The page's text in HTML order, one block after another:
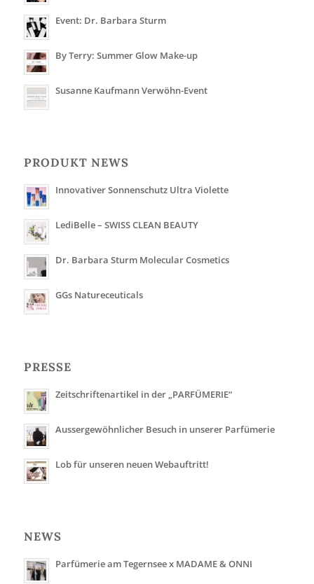
Event: Dr. Barbara Sturm
By Terry: Summer Glow Make-up
Susanne Kaufmann Verwöhn-Event
PRODUKT NEWS
Innovativer Sonnenschutz Ultra Violette
LediBelle – SWISS CLEAN BEAUTY
Dr. Barbara Sturm Molecular Cosmetics
GGs Natureceuticals
PRESSE
Zeitschriftenartikel in der „PARFÜMERIE“
Aussergewöhnlicher Besuch in unserer Parfümerie
Lob für unseren neuen Webauftritt!
NEWS
Parfümerie am Tegernsee x MADAME & ONNI